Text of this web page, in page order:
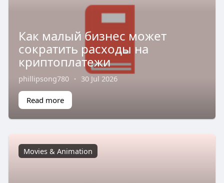
Как малый бизнес может
сократить расходы на
криптоплатежи
phillipsong780 · 30 Jul 2026
Read more
Movies & Animation